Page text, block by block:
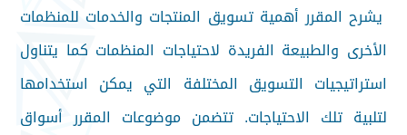
يشرح المقرر أهمية تسويق المنتجات والخدمات للمنظمات
الأخرى والطبيعة الفريدة لاحتياجات المنظمات كما يتناول
استراتيجيات التسويق المختلفة التي يمكن استخدامها
لتلبية تلك الاحتياجات. تتضمن موضوعات المقرر أسواق